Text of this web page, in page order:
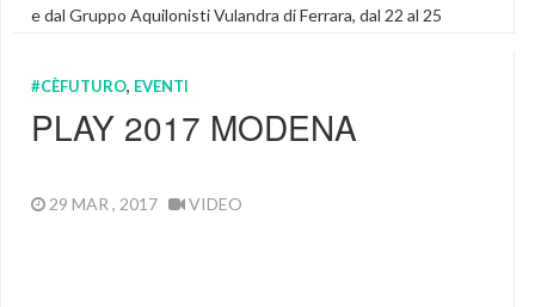
e dal Gruppo Aquilonisti Vulandra di Ferrara, dal 22 al 25
2017 ormai giunto alla 38° edizione. […]
Featured
#CÈFUTURO, EVENTI
PLAY 2017 MODENA
29 MAR , 2017 VIDEO